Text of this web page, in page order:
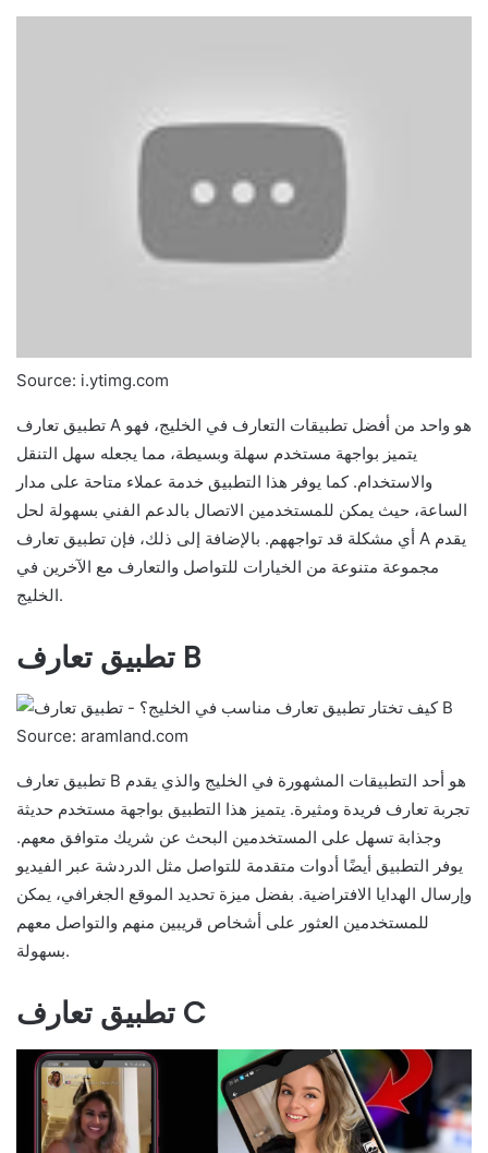
Source: i.ytimg.com
تطبيق تعارف A هو واحد من أفضل تطبيقات التعارف في الخليج، فهو
يتميز بواجهة مستخدم سهلة وبسيطة، مما يجعله سهل التنقل
والاستخدام. كما يوفر هذا التطبيق خدمة عملاء متاحة على مدار
الساعة، حيث يمكن للمستخدمين الاتصال بالدعم الفني بسهولة لحل
أي مشكلة قد تواجههم. بالإضافة إلى ذلك، فإن تطبيق تعارف A يقدم
مجموعة متنوعة من الخيارات للتواصل والتعارف مع الآخرين في
الخليج.
تطبيق تعارف B
Source: aramland.com
تطبيق تعارف B هو أحد التطبيقات المشهورة في الخليج والذي يقدم
تجربة تعارف فريدة ومثيرة. يتميز هذا التطبيق بواجهة مستخدم حديثة
وجذابة تسهل على المستخدمين البحث عن شريك متوافق معهم.
يوفر التطبيق أيضًا أدوات متقدمة للتواصل مثل الدردشة عبر الفيديو
وإرسال الهدايا الافتراضية. بفضل ميزة تحديد الموقع الجغرافي، يمكن
للمستخدمين العثور على أشخاص قريبين منهم والتواصل معهم
بسهولة.
تطبيق تعارف C